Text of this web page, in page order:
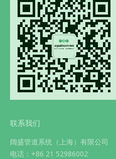
联系我们
阔盛管道系统（上海）有限公司
电话：+86 21 52986002